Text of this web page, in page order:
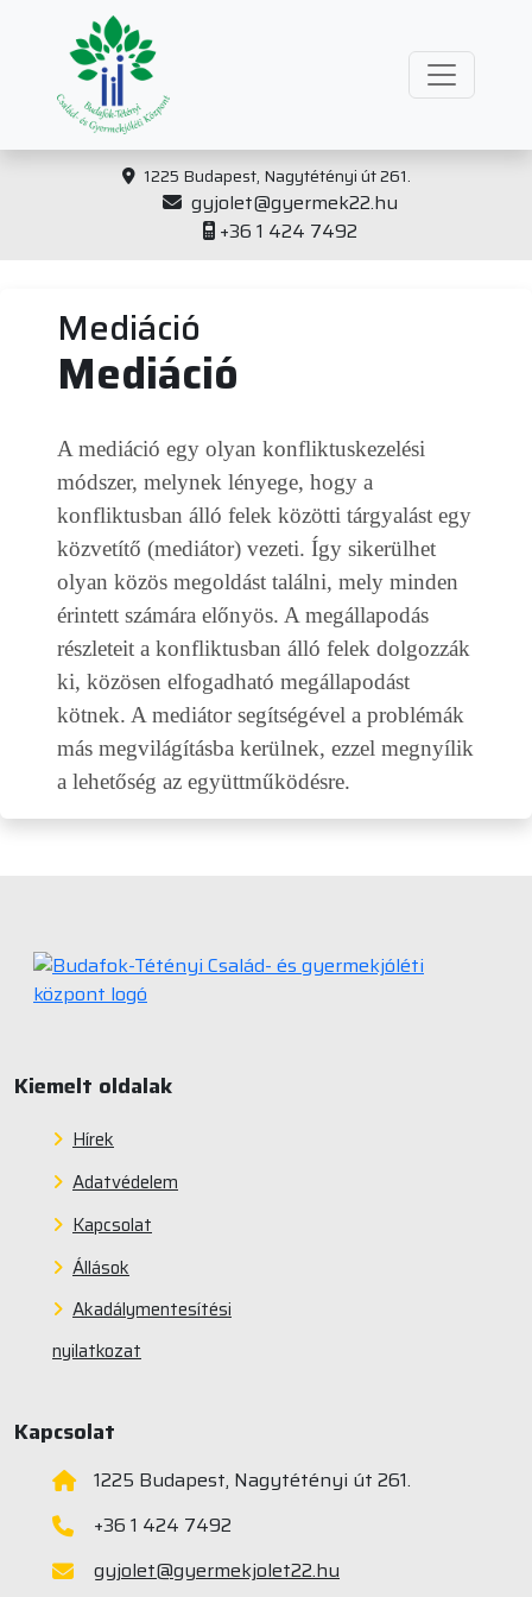
1225 Budapest, Nagytétényi út 261.
gyjolet@gyermek22.hu
+36 1 424 7492
Mediáció
Mediáció
A mediáció egy olyan konfliktuskezelési
módszer, melynek lényege, hogy a
konfliktusban álló felek közötti tárgyalást egy
közvetítő (mediátor) vezeti. Így sikerülhet
olyan közös megoldást találni, mely minden
érintett számára előnyös. A megállapodás
részleteit a konfliktusban álló felek dolgozzák
ki, közösen elfogadható megállapodást
kötnek. A mediátor segítségével a problémák
más megvilágításba kerülnek, ezzel megnyílik
a lehetőség az együttműködésre.
Kiemelt oldalak
Hírek
Adatvédelem
Kapcsolat
Állások
Akadálymentesítési
nyilatkozat
Kapcsolat
1225 Budapest, Nagytétényi út 261.
+36 1 424 7492
gyjolet@gyermekjolet22.hu